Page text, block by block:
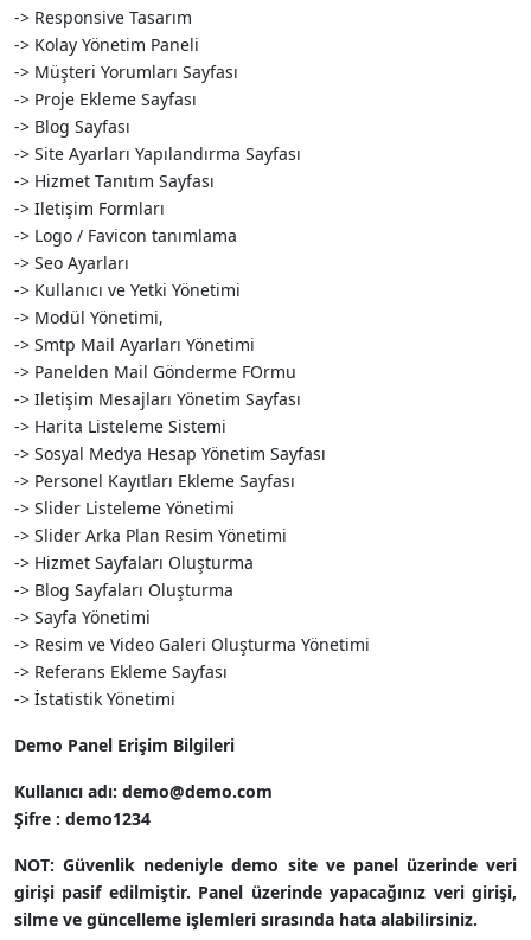
-> Responsive Tasarım
-> Kolay Yönetim Paneli
-> Müşteri Yorumları Sayfası
-> Proje Ekleme Sayfası
-> Blog Sayfası
-> Site Ayarları Yapılandırma Sayfası
-> Hizmet Tanıtım Sayfası
-> Iletişim Formları
-> Logo / Favicon tanımlama
-> Seo Ayarları
-> Kullanıcı ve Yetki Yönetimi
-> Modül Yönetimi,
-> Smtp Mail Ayarları Yönetimi
-> Panelden Mail Gönderme FOrmu
-> Iletişim Mesajları Yönetim Sayfası
-> Harita Listeleme Sistemi
-> Sosyal Medya Hesap Yönetim Sayfası
-> Personel Kayıtları Ekleme Sayfası
-> Slider Listeleme Yönetimi
-> Slider Arka Plan Resim Yönetimi
-> Hizmet Sayfaları Oluşturma
-> Blog Sayfaları Oluşturma
-> Sayfa Yönetimi
-> Resim ve Video Galeri Oluşturma Yönetimi
-> Referans Ekleme Sayfası
-> İstatistik Yönetimi
Demo Panel Erişim Bilgileri
Kullanıcı adı: demo@demo.com
Şifre : demo1234
NOT: Güvenlik nedeniyle demo site ve panel üzerinde veri
girişi pasif edilmiştir. Panel üzerinde yapacağınız veri girişi,
silme ve güncelleme işlemleri sırasında hata alabilirsiniz.